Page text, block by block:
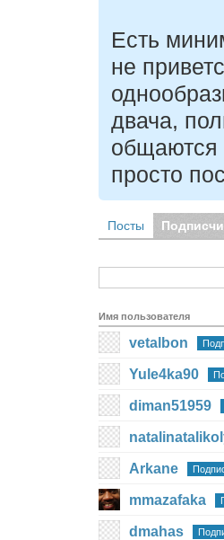
Есть
не
двача,
общаются
просто
Посты
Имя пользователя
vetalbon
Yule4ka90
diman51959
Arkane
mmazafaka
dmahas